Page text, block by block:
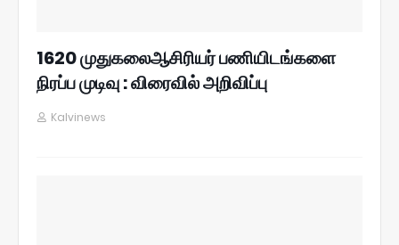
1620 முதுகலைஆசிரியர் பணியிடங்களை
நிரப்ப முடிவு : விரைவில் அறிவிப்பு
Kalvinews